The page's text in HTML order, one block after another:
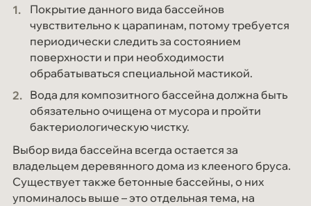
Покрытие данного вида бассейнов
чувствительно к царапинам, потому требуется
периодически следить за состоянием
поверхности и при необходимости
обрабатываться специальной мастикой.
Вода для композитного бассейна должна быть
обязательно очищена от мусора и пройти
бактериологическую чистку.
Выбор вида бассейна всегда остается за
владельцем деревянного дома из клееного бруса.
Существует также бетонные бассейны, о них
упоминалось выше – это отдельная тема, на